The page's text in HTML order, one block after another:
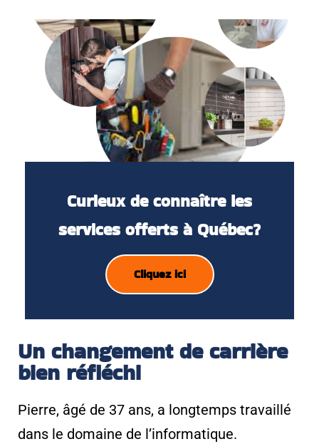
Curieux de connaître les
services offerts à Québec?
Cliquez ici
Un changement de carrière
bien réfléchi
Pierre, âgé de 37 ans, a longtemps travaillé
dans le domaine de l’informatique.